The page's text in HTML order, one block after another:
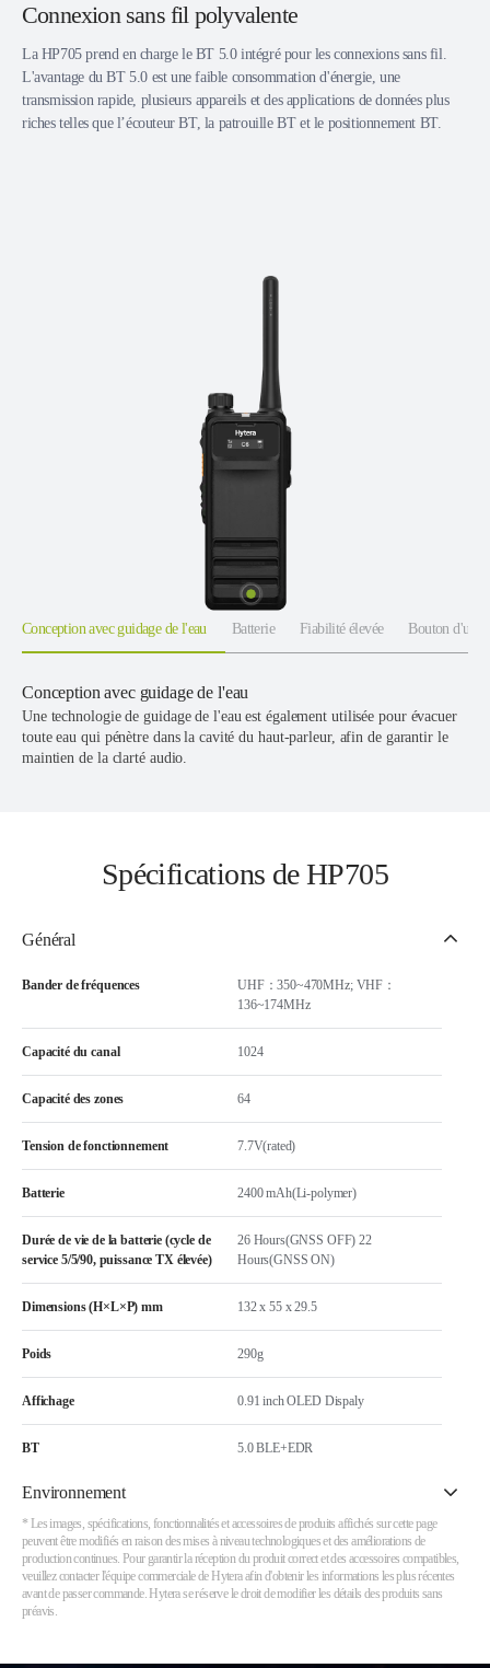
Connexion sans fil polyvalente
La HP705 prend en charge le BT 5.0 intégré pour les connexions sans fil.
L'avantage du BT 5.0 est une faible consommation d'énergie, une
transmission rapide, plusieurs appareils et des applications de données plus
riches telles que l’écouteur BT, la patrouille BT et le positionnement BT.
Conception avec guidage de l'eau Batterie Fiabilité élevée Bouton
Conception avec guidage de l'eau
Une technologie de guidage de l'eau est également utilisée pour évacuer
toute eau qui pénètre dans la cavité du haut-parleur, afin de garantir le
maintien de la clarté audio.
Spécifications de HP705
Général
Bander de fréquences
UHF：350~470MHz; VHF：
136~174MHz
Capacité du canal 1024
Capacité des zones 64
Tension de fonctionnement 7.7V(rated)
Batterie 2400 mAh(Li-polymer)
Durée de vie de la batterie (cycle de
service 5/5/90, puissance TX élevée)
26 Hours(GNSS OFF) 22
Hours(GNSS ON)
Dimensions (H×L×P) mm 132 x 55 x 29.5
Poids 290g
Affichage 0.91 inch OLED Dispaly
BT 5.0 BLE+EDR
Environnement
* Les images, spécifications, fonctionnalités et accessoires de produits affichés sur cette page
peuvent être modifiés en raison des mises à niveau technologiques et des améliorations de
production continues. Pour garantir la réception du produit correct et des accessoires compatibles,
veuillez contacter l'équipe commerciale de Hytera afin d'obtenir les informations les plus récentes
avant de passer commande. Hytera se réserve le droit de modifier les détails des produits sans
préavis.